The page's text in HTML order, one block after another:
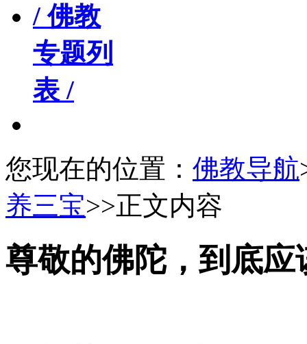
/ 佛教
专题列
表 /
您现在的位置： 佛教导航
养三宝>>正文内容
尊敬的佛陀，到底